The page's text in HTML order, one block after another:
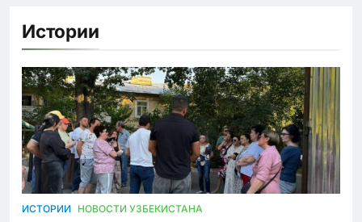
Истории
ИСТОРИИ НОВОСТИ УЗБЕКИСТАНА